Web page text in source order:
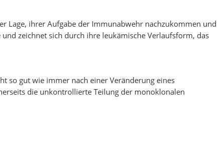
Lage, ihrer Aufgabe der Immunabwehr nachzukommen und
zeichnet sich durch ihre leukämische Verlaufsform, das
so gut wie immer nach einer Veränderung eines
die unkontrollierte Teilung der monoklonalen